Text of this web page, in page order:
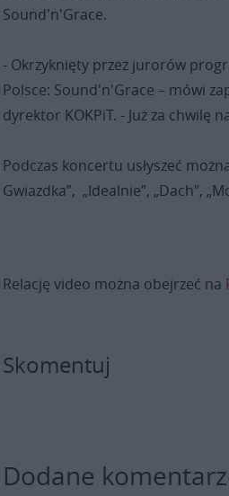
Sound'n'Grace.
- Okrzyknięty przez jurorów
Polsce: Sound'n'Grace – mówi
dyrektor KOKPiT. - Już za chwilę
Podczas koncertu usłyszeć
Gwiazdka”, „Idealnie”, „Dach”,
Relację video można obejrzeć na
Skomentuj
Dodane